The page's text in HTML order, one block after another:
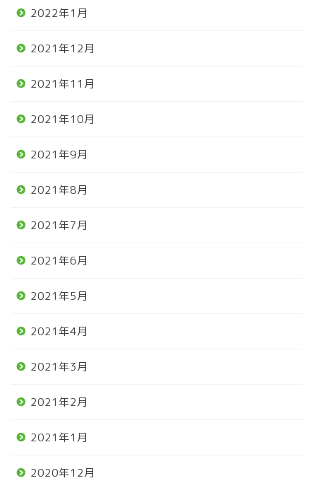
2022年1月
2021年12月
2021年11月
2021年10月
2021年9月
2021年8月
2021年7月
2021年6月
2021年5月
2021年4月
2021年3月
2021年2月
2021年1月
2020年12月